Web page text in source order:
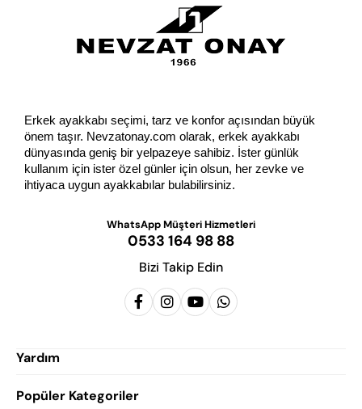
Erkek ayakkabı seçimi, tarz ve konfor açısından büyük
önem taşır. Nevzatonay.com olarak, erkek ayakkabı
dünyasında geniş bir yelpazeye sahibiz. İster günlük
kullanım için ister özel günler için olsun, her zevke ve
ihtiyaca uygun ayakkabılar bulabilirsiniz.
WhatsApp Müşteri Hizmetleri
0533 164 98 88
Bizi Takip Edin
Yardım
Popüler Kategoriler